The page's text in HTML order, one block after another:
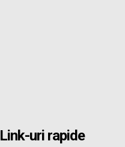
Link-uri rapide